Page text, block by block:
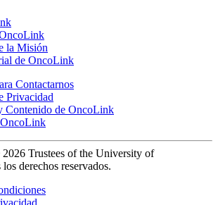
la Misión
de OncoLink
Contactarnos
Privacidad
Contenido de OncoLink
Trustees of the University of
derechos reservados.